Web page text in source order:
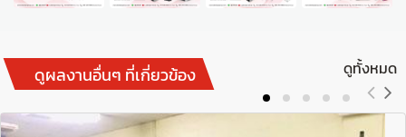
ดูผลงานอื่นๆ ที่เกี่ยวข้อง ดูทั้งหมด